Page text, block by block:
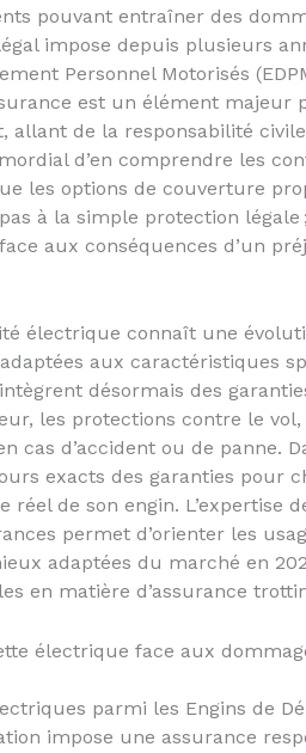
pouvant entraîner des
impose depuis plusieurs
Personnel Motorisés
est un élément majeur
allant de la responsabilité
d’en comprendre les
les options de couverture
à la simple protection légale
aux conséquences d’un
électrique connaît une
aux caractéristiques
désormais des
les protections contre le vol,
cas d’accident ou de panne.
exacts des garanties pour
réel de son engin. L’expertise
permet d’orienter les
adaptées du marché en
en matière d’assurance
électrique face aux
parmi les Engins de
impose une assurance